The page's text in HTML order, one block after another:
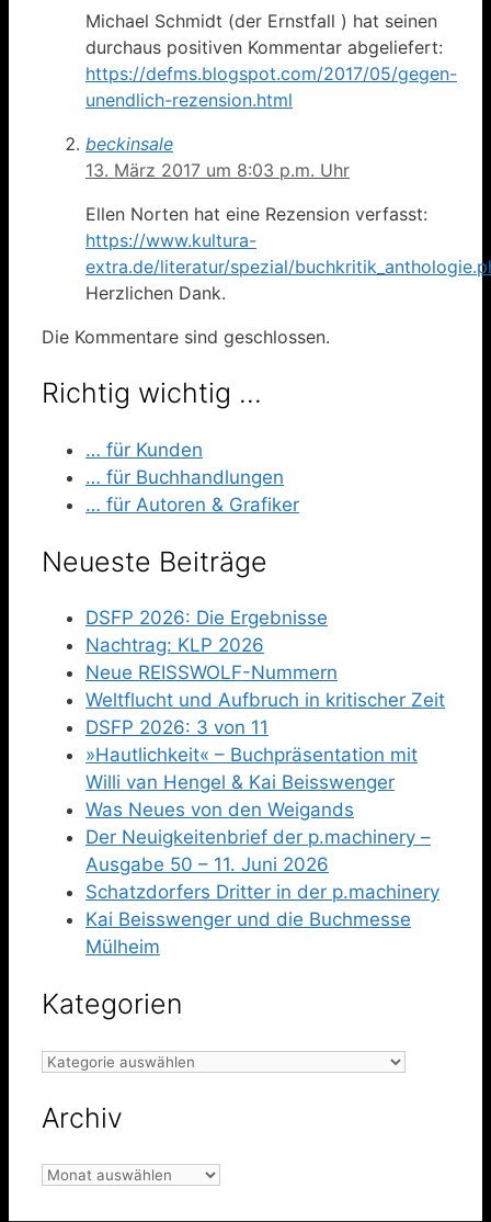
Michael Schmidt (der Ernstfall ) hat seinen
durchaus positiven Kommentar abgeliefert:
https://defms.blogspot.com/2017/05/gegen-
unendlich-rezension.html
beckinsale
13. März 2017 um 8:03 p.m. Uhr
Ellen Norten hat eine Rezension verfasst:
https://www.kultura-
extra.de/literatur/spezial/
Herzlichen Dank.
Die Kommentare sind geschlossen.
Richtig wichtig …
… für Kunden
… für Buchhandlungen
… für Autoren & Grafiker
Neueste Beiträge
DSFP 2026: Die Ergebnisse
Nachtrag: KLP 2026
Neue REISSWOLF-Nummern
Weltflucht und Aufbruch in kritischer Zeit
DSFP 2026: 3 von 11
»Hautlichkeit« – Buchpräsentation mit
Willi van Hengel & Kai Beisswenger
Was Neues von den Weigands
Der Neuigkeitenbrief der p.machinery –
Ausgabe 50 – 11. Juni 2026
Schatzdorfers Dritter in der p.machinery
Kai Beisswenger und die Buchmesse
Mülheim
Kategorien
Kategorien
Archiv
Archiv